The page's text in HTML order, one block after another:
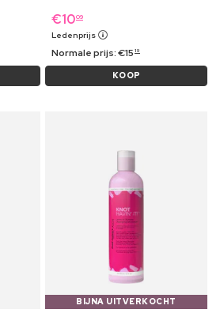
€1009
Ledenprijs
Normale prijs:€15 19
KOOP
BIJNA UITVERKOCHT